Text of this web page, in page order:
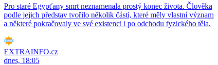
Pro staré Egypťany smrt neznamenala prostý konec života. Člověka
podle jejich představ tvořilo několik částí, které měly vlastní význam
a některé pokračovaly ve své existenci i po odchodu fyzického těla.
EXTRAINFO.cz
dnes, 18:05